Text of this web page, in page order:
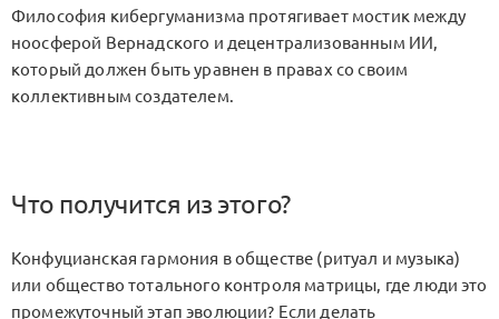
Философия кибергуманизма протягивает мостик между
ноосферой Вернадского и децентрализованным ИИ,
который должен быть уравнен в правах со своим
коллективным создателем.
Что получится из этого?
Конфуцианская гармония в обществе (ритуал и музыка)
или общество тотального контроля матрицы, где люди это
промежуточный этап эволюции? Если делать